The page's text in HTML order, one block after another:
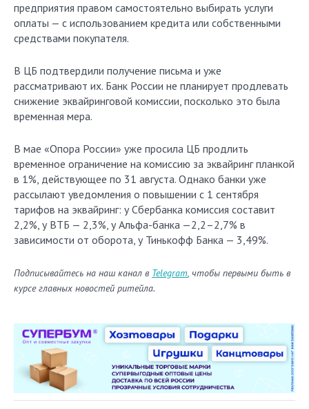
предприятия правом самостоятельно выбирать услуги
оплаты — с использованием кредита или собственными
средствами покупателя.
В ЦБ подтвердили получение письма и уже
рассматривают их. Банк России не планирует продлевать
снижение эквайринговой комиссии, посколько это была
временная мера.
В мае «Опора России» уже просила ЦБ продлить
временное ограничение на комиссию за эквайринг планкой
в 1%, действующее по 31 августа. Однако банки уже
рассылают уведомления о повышении с 1 сентября
тарифов на эквайринг: у Сбербанка комиссия составит
2,2%, у ВТБ — 2,3%, у Альфа-банка —2,2–2,7% в
зависимости от оборота, у Тинькофф Банка — 3,49%.
Подписывайтесь на наш канал в Telegram, чтобы первыми быть в
курсе главных новостей ритейла.